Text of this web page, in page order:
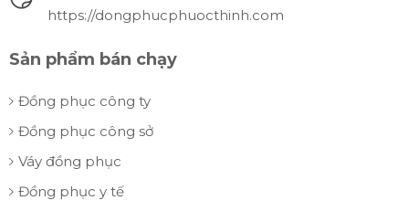
https://dongphucphuocthinh.com
Sản phẩm bán chạy
Đồng phục công ty
Đồng phục công sở
Váy đồng phục
Đồng phục y tế